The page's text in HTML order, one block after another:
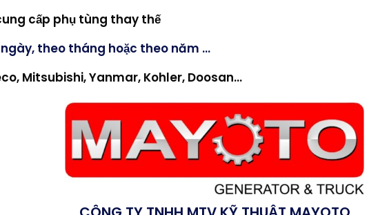
cấp phụ tùng thay thế
theo tháng hoặc theo năm …
Mitsubishi, Yanmar, Kohler, Doosan…